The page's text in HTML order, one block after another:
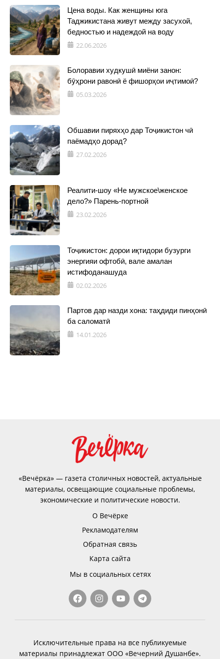
Цена воды. Как женщины юга
Таджикистана живут между засухой,
бедностью и надеждой на воду
22.06.2026
Болоравии худкушӣ миёни занон:
бӯҳрони равонӣ ё фишорҳои иҷтимоӣ?
05.03.2026
Обшавии пиряхҳо дар Тоҷикистон чӣ
паёмадҳо дорад?
27.02.2026
Реалити-шоу «Не мужское\женское
дело?» Парень-портной
23.02.2026
Тоҷикистон: дорои иқтидори бузурги
энергияи офтобӣ, вале амалан
истифоданашуда
02.02.2026
Партов дар назди хона: таҳдиди пинҳонӣ
ба саломатӣ
14.01.2026
«Вечёрка» — газета столичных новостей, актуальные
материалы, освещающие социальные проблемы,
экономические и политические новости.
О Вечёрке
Рекламодателям
Обратная связь
Карта сайта
Мы в социальных сетях
Исключительные права на все публикуемые
материалы принадлежат ООО «Вечерний Душанбе».